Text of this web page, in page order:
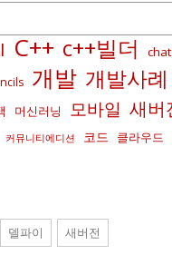
C++ c++빌더
개발 개발사례
머신러닝 모바일 새버
커뮤니티에디션 코드 클라우드
델파이 새버전